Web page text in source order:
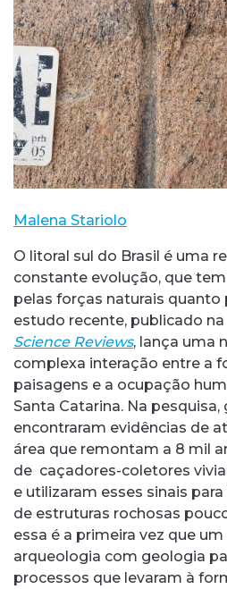
Malena Stariolo
O litoral sul do Brasil é uma
constante evolução, que
pelas forças naturais quanto
estudo recente, publicado
Science Reviews, lança uma
complexa interação entre a
paisagens e a ocupação
Santa Catarina. Na
encontraram evidências de
área que remontam a 8 mil
de caçadores-coletores
e utilizaram esses sinais
de estruturas rochosas
essa é a primeira vez que
arqueologia com geologia
processos que levaram à